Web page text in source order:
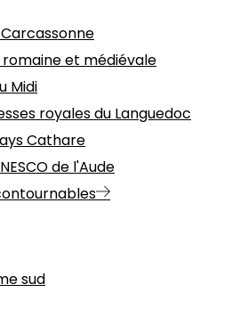
et médiévale
Midi
royales du Languedoc
Cathare
de l'Aude
sud